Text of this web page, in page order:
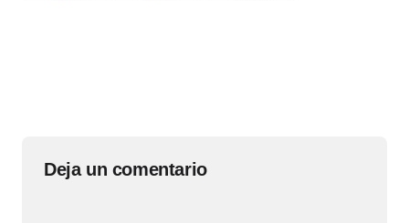
Deja un comentario